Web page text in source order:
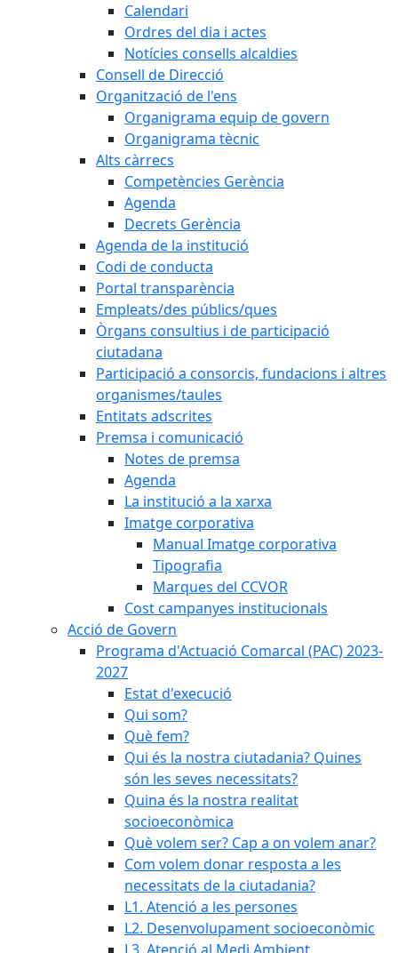
Calendari
Ordres del dia i actes
Notícies consells alcaldies
Consell de Direcció
Organització de l'ens
Organigrama equip de govern
Organigrama tècnic
Alts càrrecs
Competències Gerència
Agenda
Decrets Gerència
Agenda de la institució
Codi de conducta
Portal transparència
Empleats/des públics/ques
Òrgans consultius i de participació
ciutadana
Participació a consorcis, fundacions i altres
organismes/taules
Entitats adscrites
Premsa i comunicació
Notes de premsa
Agenda
La institució a la xarxa
Imatge corporativa
Manual Imatge corporativa
Tipografia
Marques del CCVOR
Cost campanyes institucionals
Acció de Govern
Programa d'Actuació Comarcal (PAC) 2023-
2027
Estat d'execució
Qui som?
Què fem?
Qui és la nostra ciutadania? Quines
són les seves necessitats?
Quina és la nostra realitat
socioeconòmica
Què volem ser? Cap a on volem anar?
Com volem donar resposta a les
necessitats de la ciutadania?
L1. Atenció a les persones
L2. Desenvolupament socioeconòmic